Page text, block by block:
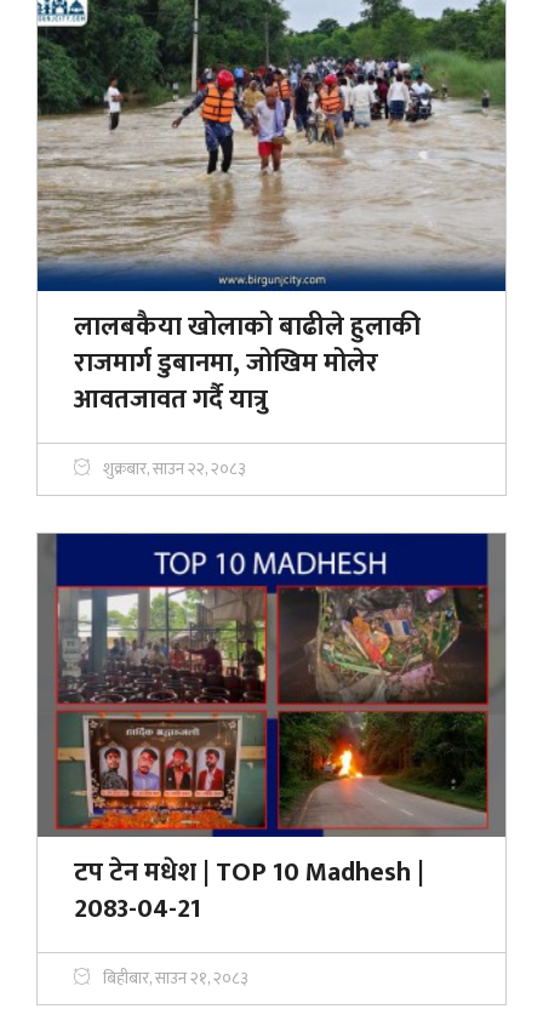
लालबकैया खोलाको बाढीले हुलाकी
राजमार्ग डुबानमा, जोखिम मोलेर
आवतजावत गर्दै यात्रु
शुक्रबार, साउन २२, २०८३
टप टेन मधेश | TOP 10 Madhesh |
2083-04-21
बिहीबार, साउन २१, २०८३